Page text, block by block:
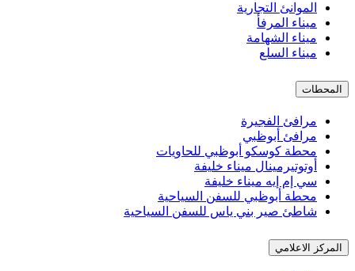
الموانئ التجارية
ميناء المرفأ
ميناء الشهامة
ميناء السلع
المحطات
مرافئ الفجيرة
مرافئ أبوظبي
محطة كوسكو أبوظبي للحاويات
أوتوتيرمينال ميناء خليفة
سي إم إيه ميناء خليفة
محطة أبوظبي للسفن السياحية
شاطئ صير بني ياس للسفن السياحية
المركز الاعلامي